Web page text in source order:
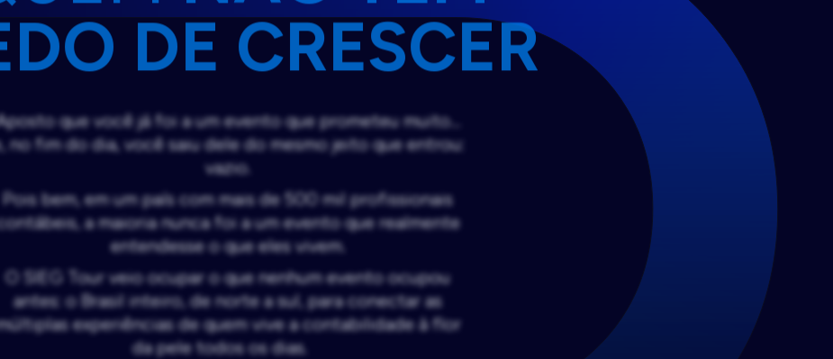
DE CRESCER
que você já foi a um evento que prometeu muito…
no fim do dia, você saiu dele do mesmo jeito que entrou:
vazio.
Pois bem, em um país com mais de 500 mil profissionais
a maioria nunca foi a um evento que realmente
entendesse o que eles vivem.
O SIEG Tour veio ocupar o que nenhum evento ocupou
antes: o Brasil inteiro, de norte a sul, para conectar as
experiências de quem vive a contabilidade à flor
da pele todos os dias.